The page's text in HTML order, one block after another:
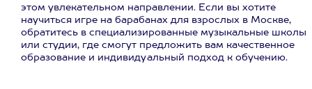
этом увлекательном направлении. Если вы хотите
научиться игре на барабанах для взрослых в Москве,
обратитесь в специализированные музыкальные школы
или студии, где смогут предложить вам качественное
образование и индивидуальный подход к обучению.